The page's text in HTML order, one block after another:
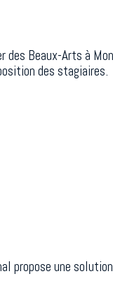
Beaux-Arts à
des stagiaires.
propose une